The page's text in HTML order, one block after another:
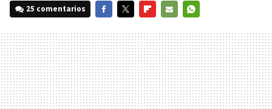
25 comentarios
MAIL